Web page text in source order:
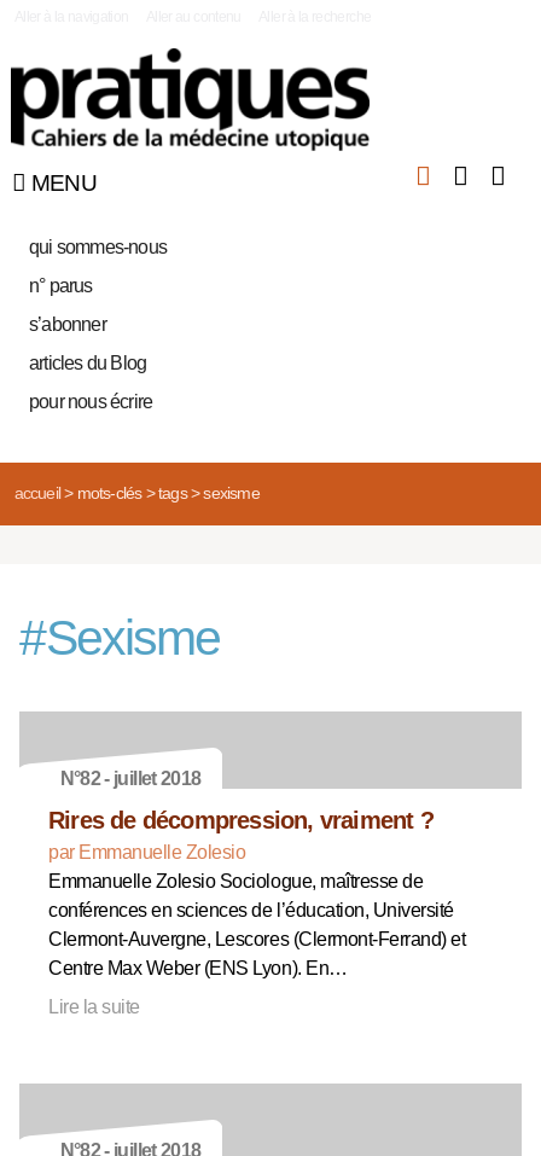
MENU
qui sommes-nous
n° parus
s’abonner
articles du Blog
pour nous écrire
accueil> mots-clés> tags> sexisme
#Sexisme
N°82 - juillet 2018
Rires de décompression, vraiment ?
par Emmanuelle Zolesio
Emmanuelle Zolesio Sociologue, maîtresse de
conférences en sciences de l’éducation, Université
Clermont-Auvergne, Lescores (Clermont-Ferrand) et
Centre Max Weber (ENS Lyon). En…
Lire la suite
N°82 - juillet 2018